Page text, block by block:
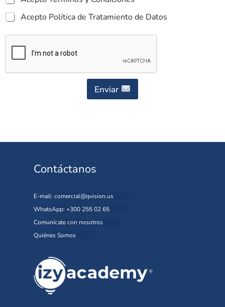
Acepto Política de Tratamiento de Datos
Enviar
Contáctanos
E-mail: comercial@qvision.us
WhatsApp: +300 255 02 65
Comunícate con nosotros
Quiénes Somos